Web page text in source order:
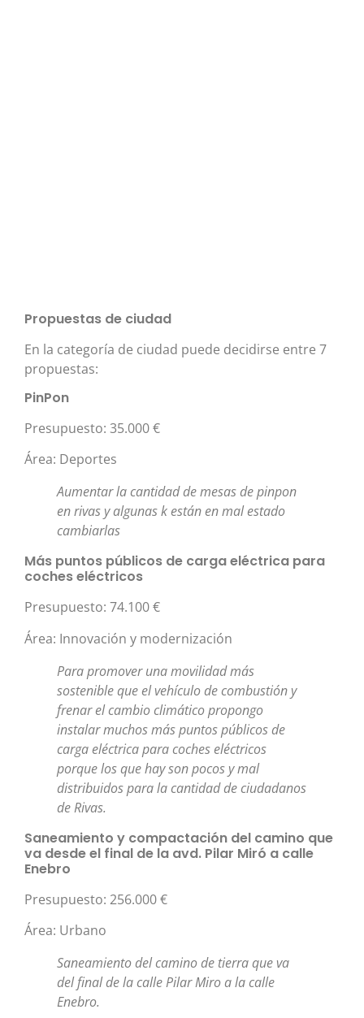
Propuestas de ciudad
En la categoría de ciudad puede decidirse entre 7
propuestas:
PinPon
Presupuesto: 35.000 €
Área: Deportes
Aumentar la cantidad de mesas de pinpon
en rivas y algunas k están en mal estado
cambiarlas
Más puntos públicos de carga eléctrica para
coches eléctricos
Presupuesto: 74.100 €
Área: Innovación y modernización
Para promover una movilidad más
sostenible que el vehículo de combustión y
frenar el cambio climático propongo
instalar muchos más puntos públicos de
carga eléctrica para coches eléctricos
porque los que hay son pocos y mal
distribuidos para la cantidad de ciudadanos
de Rivas.
Saneamiento y compactación del camino que
va desde el final de la avd. Pilar Miró a calle
Enebro
Presupuesto: 256.000 €
Área: Urbano
Saneamiento del camino de tierra que va
del final de la calle Pilar Miro a la calle
Enebro.